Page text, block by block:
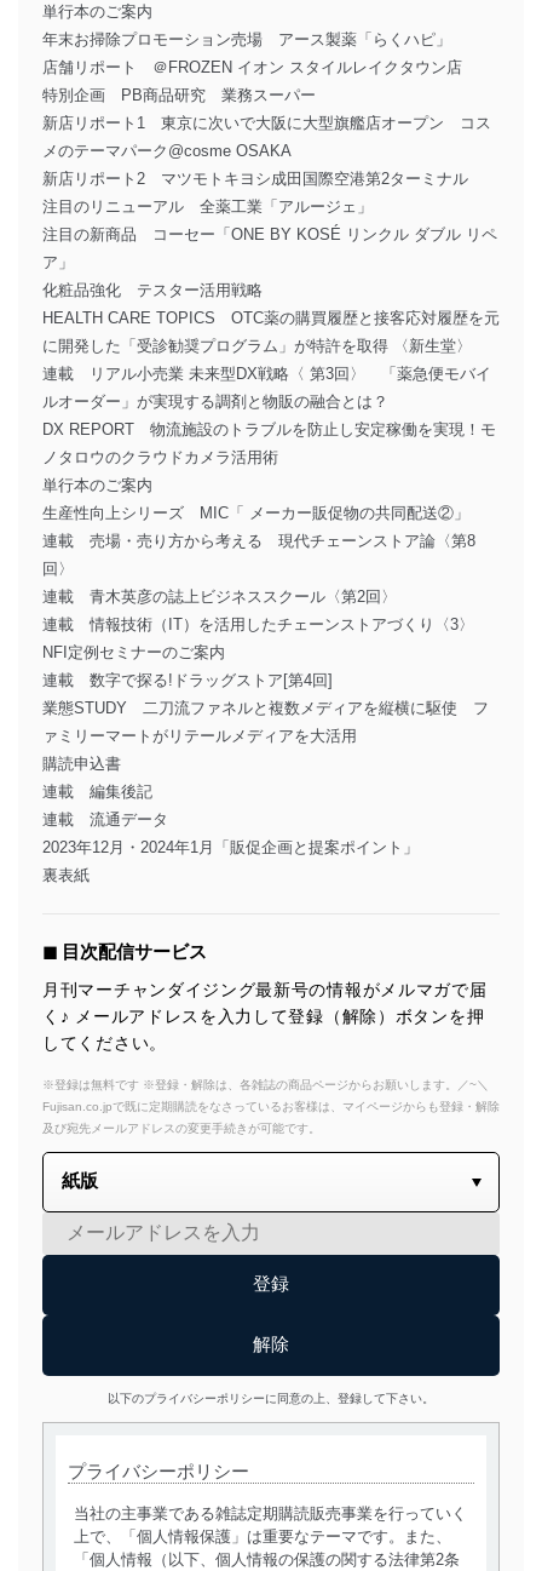
単行本のご案内
年末お掃除プロモーション売場 アース製薬「らくハピ」
店舗リポート ＠FROZEN イオン スタイルレイクタウン店
特別企画 PB商品研究 業務スーパー
新店リポート1 東京に次いで大阪に大型旗艦店オープン コス
メのテーマパーク@cosme OSAKA
新店リポート2 マツモトキヨシ成田国際空港第2ターミナル
注目のリニューアル 全薬工業「アルージェ」
注目の新商品 コーセー「ONE BY KOSÉ リンクル ダブル リペ
ア」
化粧品強化 テスター活用戦略
HEALTH CARE TOPICS OTC薬の購買履歴と接客応対履歴を元
に開発した「受診勧奨プログラム」が特許を取得 〈新生堂〉
連載 リアル小売業 未来型DX戦略〈 第3回〉 「薬急便モバイ
ルオーダー」が実現する調剤と物販の融合とは？
DX REPORT 物流施設のトラブルを防止し安定稼働を実現！モ
ノタロウのクラウドカメラ活用術
単行本のご案内
生産性向上シリーズ MIC「 メーカー販促物の共同配送②」
連載 売場・売り方から考える 現代チェーンストア論〈第8
回〉
連載 青木英彦の誌上ビジネススクール〈第2回〉
連載 情報技術（IT）を活用したチェーンストアづくり〈3〉
NFI定例セミナーのご案内
連載 数字で探る!ドラッグストア[第4回]
業態STUDY 二刀流ファネルと複数メディアを縦横に駆使 フ
ァミリーマートがリテールメディアを大活用
購読申込書
連載 編集後記
連載 流通データ
2023年12月・2024年1月「販促企画と提案ポイント」
裏表紙
◼︎ 目次配信サービス
月刊マーチャンダイジング最新号の情報がメルマガで届
く♪ メールアドレスを入力して登録（解除）ボタンを押
してください。
※登録は無料です ※登録・解除は、各雑誌の商品ページからお願いします。／~＼
Fujisan.co.jpで既に定期購読をなさっているお客様は、マイページからも登録・解除
及び宛先メールアドレスの変更手続きが可能です。
以下のプライバシーポリシーに同意の上、登録して下さい。
プライバシーポリシー
当社の主事業である雑誌定期購読販売事業を行っていく
上で、「個人情報保護」は重要なテーマです。また、
「個人情報（以下、個人情報の保護の関する法律第2条